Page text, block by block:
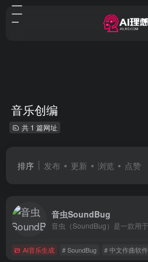
音乐创编
共 1 篇网址
排序 发布 更新 浏览 点赞
音虫SoundBug
AI音乐生成 # SoundBug # 中文作曲软件